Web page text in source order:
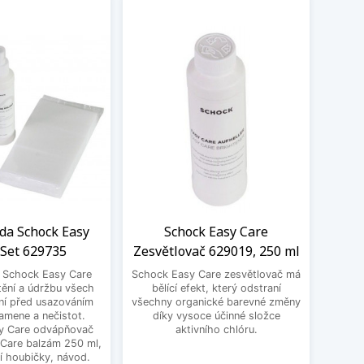
Schock Easy
629735
Easy Care
a údržbu všech
před usazováním
a nečistot.
Care odvápňovač
balzám 250 ml,
houbičky, návod.
Schock Easy Care
Zesvětlovač 629019, 250 ml
Schock Easy Care zesvětlovač má
bělící efekt, který odstraní
všechny organické barevné změny
díky vysoce účinné složce
aktivního chlóru.